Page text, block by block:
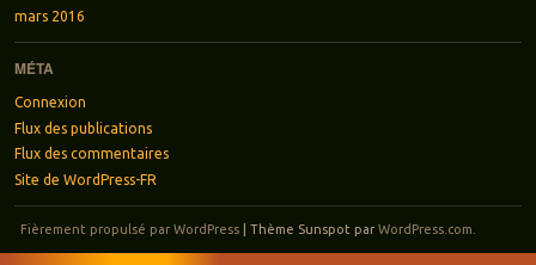
mars 2016
MÉTA
Connexion
Flux des publications
Flux des commentaires
Site de WordPress-FR
Fièrement propulsé par WordPress |Thème Sunspot parWordPress.com